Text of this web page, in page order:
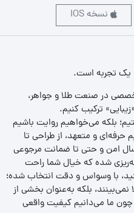
نسخه IOS
یک تجربه‌ است.
سابقه‌ی تخصصی در صنعت طلا و جواهر،
ترکیب کنیم.
بلکه می‌خواهیم روایت باشیم
حرفه‌ای و متعهد، از طراحی تا
امن و حتی تا ضمانت مرجوعی
شده که خیال شما راحت
با وسواس و دقت انتخاب شده؛
نمی‌بینند، بلکه به‌عنوان بخشی از
ما می‌دانیم کیفیت واقعی